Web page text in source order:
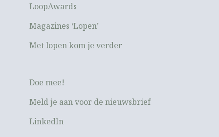
LoopAwards
Magazines ‘Lopen’
Met lopen kom je verder
Doe mee!
Meld je aan voor de nieuwsbrief
LinkedIn